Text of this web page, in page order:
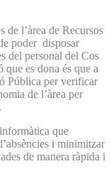
de l’àrea de Recursos
poder disposar
del personal del Cos
es dona és que a
Pública per verificar
de l’àrea per
que
i minimitzar
de manera ràpida i